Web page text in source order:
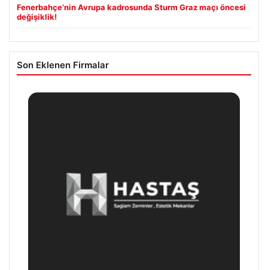
Fenerbahçe’nin Avrupa kadrosunda Sturm Graz maçı öncesi
değişiklik!
Son Eklenen Firmalar